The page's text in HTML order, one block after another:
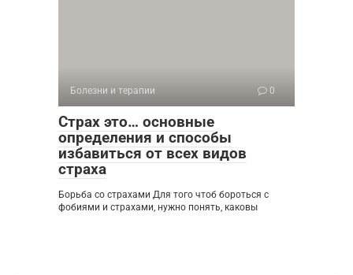
Болезни и терапии 0
Страх это… основные
определения и способы
избавиться от всех видов
страха
Борьба со страхами Для того чтоб бороться с
фобиями и страхами, нужно понять, каковы